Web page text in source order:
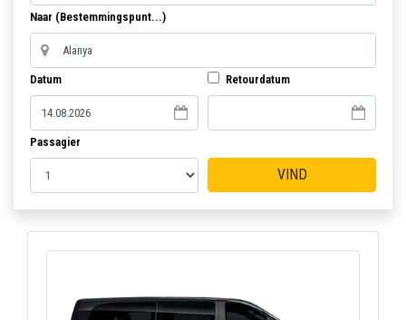
Naar (Bestemmingspunt...)
Datum Retourdatum
Passagier
VIND